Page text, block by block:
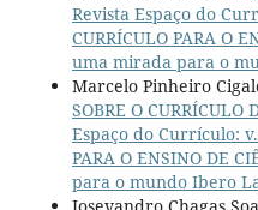
Revista Espaço do
CURRÍCULO PARA O
uma mirada para o
Marcelo Pinheiro
SOBRE O CURRÍCULO
Espaço do Currículo:
PARA O ENSINO DE
para o mundo Ibero